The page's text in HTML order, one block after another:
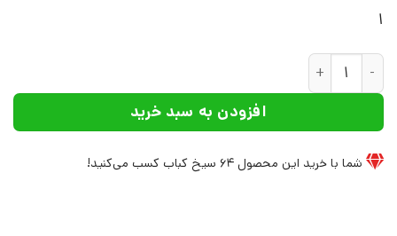
1
کتاب ناخدای پانزده ساله | انتشارات سمیر عدد
افزودن به سبد خرید
شما با خرید این محصول 64 سیخ کباب کسب می‌کنید!